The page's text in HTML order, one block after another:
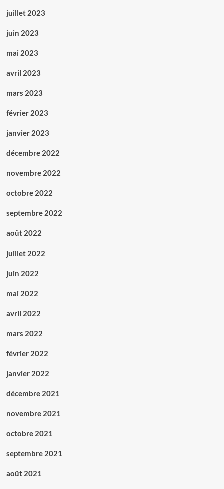
juillet 2023
juin 2023
mai 2023
avril 2023
mars 2023
février 2023
janvier 2023
décembre 2022
novembre 2022
octobre 2022
septembre 2022
août 2022
juillet 2022
juin 2022
mai 2022
avril 2022
mars 2022
février 2022
janvier 2022
décembre 2021
novembre 2021
octobre 2021
septembre 2021
août 2021